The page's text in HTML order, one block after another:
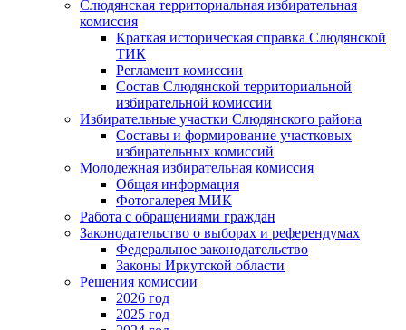
Слюдянская территориальная избирательная
комиссия
Краткая историческая справка Слюдянской
ТИК
Регламент комиссии
Состав Слюдянской территориальной
избирательной комиссии
Избирательные участки Слюдянского района
Составы и формирование участковых
избирательных комиссий
Молодежная избирательная комиссия
Общая информация
Фотогалерея МИК
Работа с обращениями граждан
Законодательство о выборах и референдумах
Федеральное законодательство
Законы Иркутской области
Решения комиссии
2026 год
2025 год